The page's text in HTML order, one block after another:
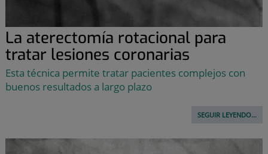
La aterectomía rotacional para
tratar lesiones coronarias
Esta técnica permite tratar pacientes complejos con
buenos resultados a largo plazo
SEGUIR LEYENDO...